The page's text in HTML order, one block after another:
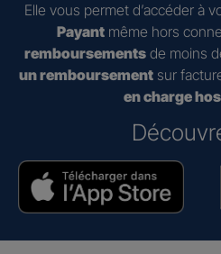
Elle vous permet d’accéder à
Payant même hors
remboursements de moins
un remboursement sur
en charge